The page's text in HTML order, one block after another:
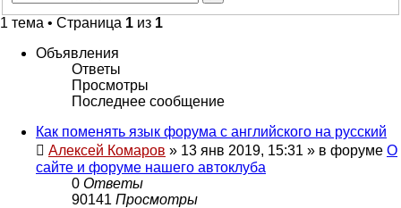
1 тема • Страница 1 из 1
Объявления
Ответы
Просмотры
Последнее сообщение
Как поменять язык форума с английского на русский
Алексей Комаров » 13 янв 2019, 15:31 » в форуме О
сайте и форуме нашего автоклуба
0 Ответы
90141 Просмотры